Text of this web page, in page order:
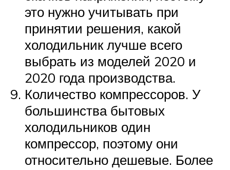
это нужно учитывать при
принятии решения, какой
холодильник лучше всего
выбрать из моделей 2020 и
2020 года производства.
Количество компрессоров. У
большинства бытовых
холодильников один
компрессор, поэтому они
относительно дешевые. Более